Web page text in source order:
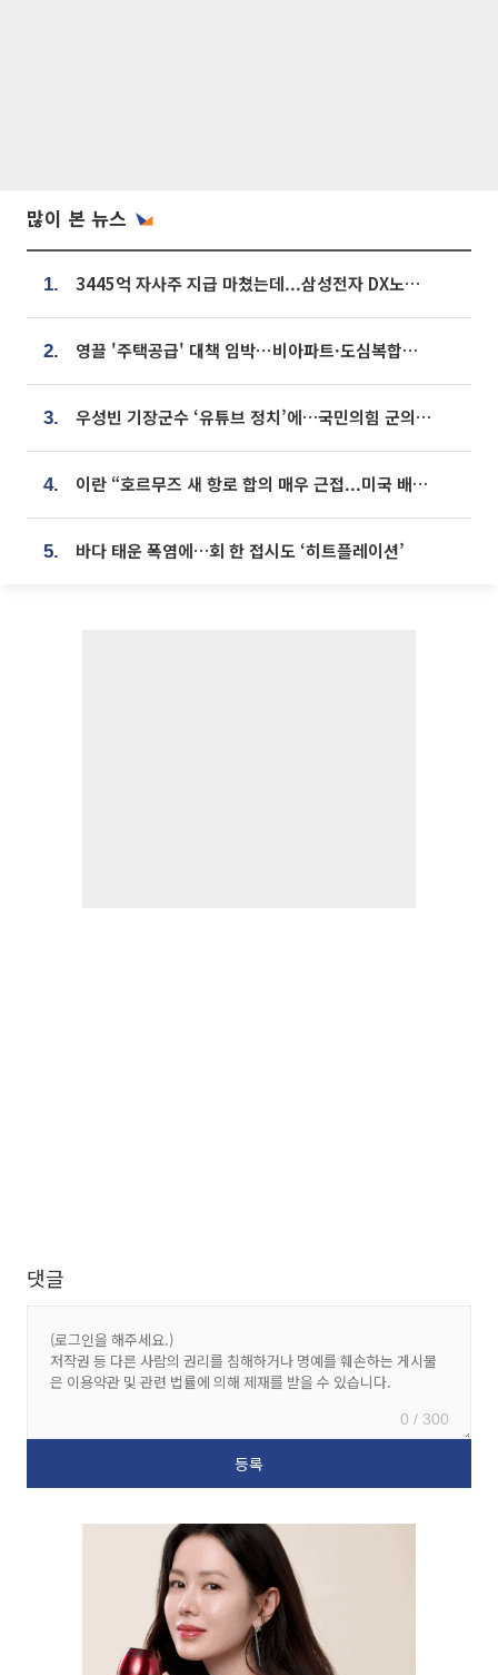
많이 본 뉴스
1. 3445억 자사주 지급 마쳤는데...삼성전자 DX노조, 뒤늦은 '떼쓰기 집회'
2. 영끌 '주택공급' 대책 임박⋯비아파트·도심복합까지 총동원
3. 우성빈 기장군수 ‘유튜브 정치’에…국민의힘 군의원들 집단 반발
4. 이란 “호르무즈 새 항로 합의 매우 근접...미국 배상 먼저”
5. 바다 태운 폭염에…회 한 접시도 ‘히트플레이션’
댓글
0 / 300